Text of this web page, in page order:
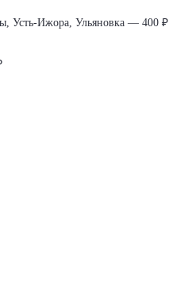
Усть-Ижора, Ульяновка — 400 ₽